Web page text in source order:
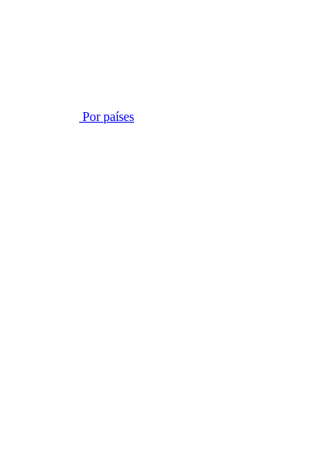
Por países